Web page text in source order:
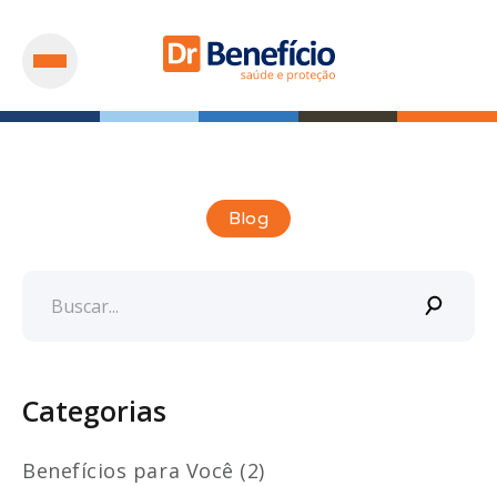
Blog
Categorias
Benefícios para Você (2)